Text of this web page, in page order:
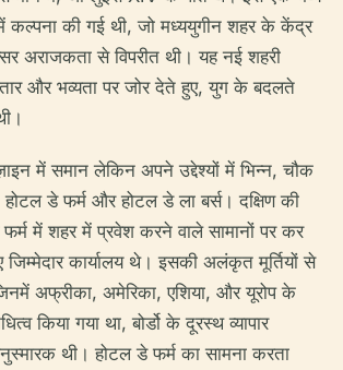
की गई थी, जो मध्ययुगीन शहर के केंद्र
अराजकता से विपरीत थी। यह नई शहरी
और भव्यता पर जोर देते हुए, युग के बदलते
में समान लेकिन अपने उद्देश्यों में भिन्न, चौक
डे फर्म और होटल डे ला बर्स। दक्षिण की
में शहर में प्रवेश करने वाले सामानों पर कर
कार्यालय थे। इसकी अलंकृत मूर्तियों से
अफ्रीका, अमेरिका, एशिया, और यूरोप के
किया गया था, बोर्डो के दूरस्थ व्यापार
थी। होटल डे फर्म का सामना करता